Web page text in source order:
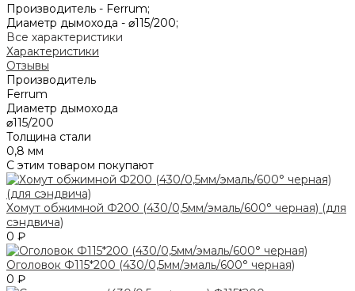
Производитель - Ferrum;
Диаметр дымохода - ⌀115/200;
Все характеристики
Характеристики
Отзывы
Производитель
Ferrum
Диаметр дымохода
⌀115/200
Толщина стали
0,8 мм
С этим товаром покупают
Хомут обжимной Ф200 (430/0,5мм/эмаль/600° черная) (для
сэндвича)
0 ₽
Оголовок Ф115*200 (430/0,5мм/эмаль/600° черная)
0 ₽